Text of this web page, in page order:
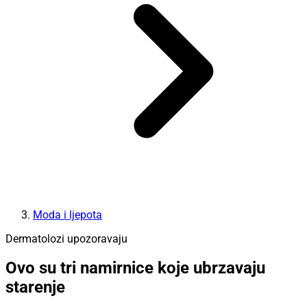
Moda i ljepota
Dermatolozi upozoravaju
Ovo su tri namirnice koje ubrzavaju
starenje